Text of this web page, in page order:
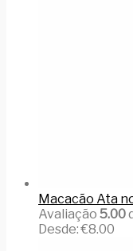
Macacão Ata
Avaliação 5.00
Desde:€8.00